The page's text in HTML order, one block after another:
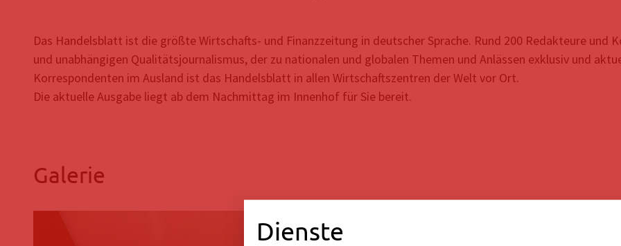
Das Handelsblatt ist die größte Wirtschafts- und Finanzzeitung in deutscher Sprache. Rund 200 Redakteure
und unabhängigen Qualitätsjournalismus, der zu nationalen und globalen Themen und Anlässen exklusiv und
Korrespondenten im Ausland ist das Handelsblatt in allen Wirtschaftszentren der Welt vor Ort.
Die aktuelle Ausgabe liegt ab dem Nachmittag im Innenhof für Sie bereit.
Galerie
Dienste